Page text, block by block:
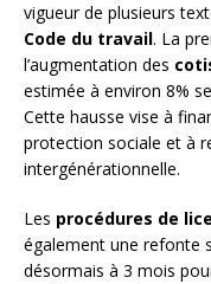
vigueur de plusieurs
Code du travail. La
l’augmentation des
estimée à environ 8%
Cette hausse vise à
protection sociale et à
intergénérationnelle.
Les procédures de
également une refonte
désormais à 3 mois